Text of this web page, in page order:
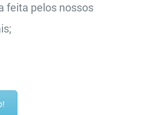
feita pelos nossos